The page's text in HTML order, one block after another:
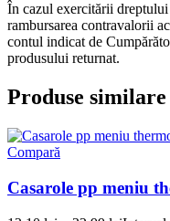
În cazul exercitării
rambursarea contravalorii
contul indicat de
produsului returnat.
Produse similare
Compară
Casarole pp meniu